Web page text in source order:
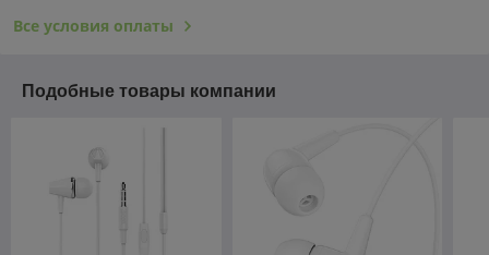
Все условия оплаты
Подобные товары компании